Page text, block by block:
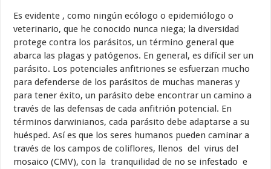
Es evidente , como ningún ecólogo o epidemiólogo o
veterinario, que he conocido nunca niega; la diversidad
protege contra los parásitos, un término general que
abarca las plagas y patógenos. En general, es difícil ser un
parásito. Los potenciales anfitriones se esfuerzan mucho
para defenderse de los parásitos de muchas maneras y
para tener éxito, un parásito debe encontrar un camino a
través de las defensas de cada anfitrión potencial. En
términos darwinianos, cada parásito debe adaptarse a su
huésped. Así es que los seres humanos pueden caminar a
través de los campos de coliflores, llenos del virus del
mosaico (CMV), con la tranquilidad de no se infestado e